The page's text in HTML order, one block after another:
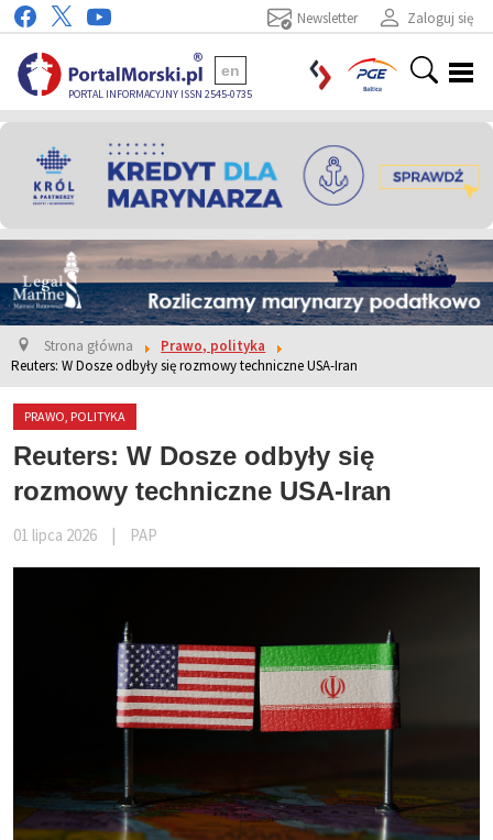
Zaloguj się
Newsletter
PORTAL INFORMACYJNY ISSN 2545-0735
en
Strona główna
Prawo, polityka
Reuters: W Dosze odbyły się rozmowy techniczne USA-Iran
PRAWO, POLITYKA
Reuters: W Dosze odbyły się
rozmowy techniczne USA-Iran
01 lipca 2026 PAP